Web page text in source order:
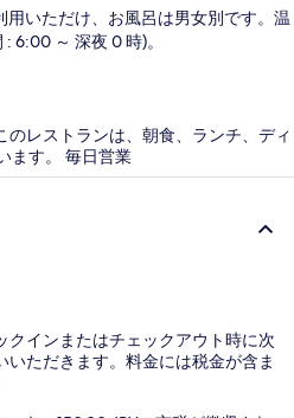
用いただけ、お風呂は男女別です。温
6:00 ～ 深夜 0 時)。
のレストランは、朝食、ランチ、ディ
ます。 毎日営業
クインまたはチェックアウト時に次
いただきます。料金には税金が含ま